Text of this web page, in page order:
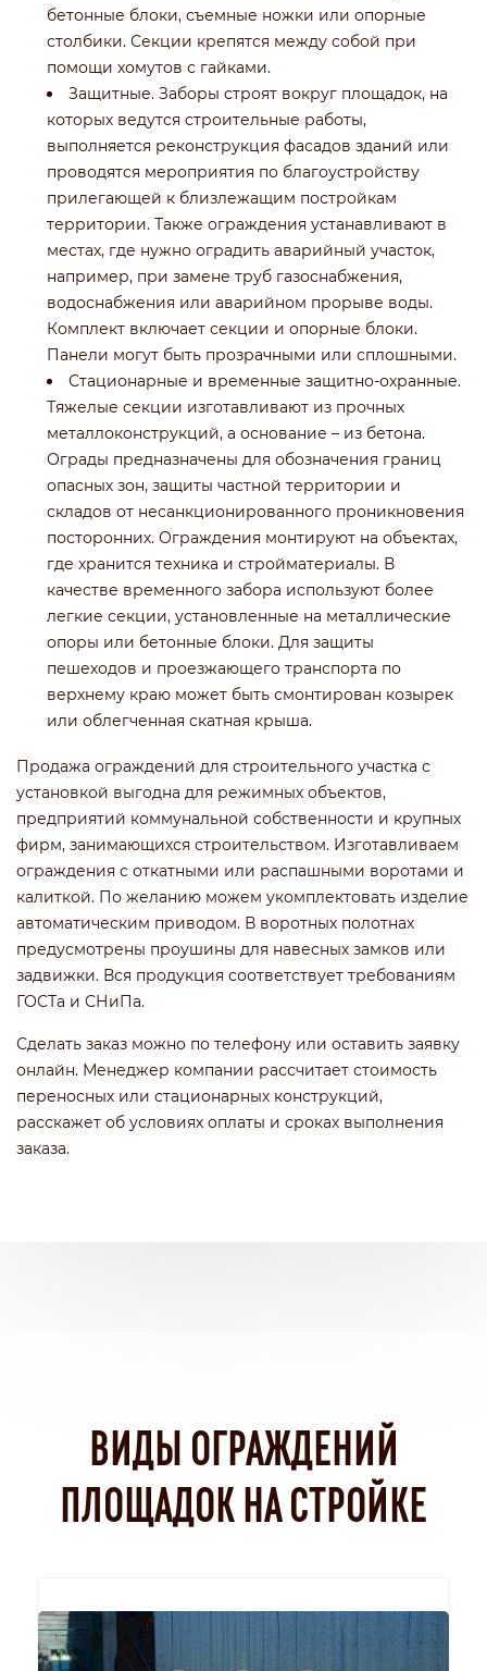
бетонные блоки, съемные ножки или опорные
столбики. Секции крепятся между собой при
помощи хомутов с гайками.
Защитные. Заборы строят вокруг площадок, на
которых ведутся строительные работы,
выполняется реконструкция фасадов зданий или
проводятся мероприятия по благоустройству
прилегающей к близлежащим постройкам
территории. Также ограждения устанавливают в
местах, где нужно оградить аварийный участок,
например, при замене труб газоснабжения,
водоснабжения или аварийном прорыве воды.
Комплект включает секции и опорные блоки.
Панели могут быть прозрачными или сплошными.
Стационарные и временные защитно-охранные.
Тяжелые секции изготавливают из прочных
металлоконструкций, а основание – из бетона.
Ограды предназначены для обозначения границ
опасных зон, защиты частной территории и
складов от несанкционированного проникновения
посторонних. Ограждения монтируют на объектах,
где хранится техника и стройматериалы. В
качестве временного забора используют более
легкие секции, установленные на металлические
опоры или бетонные блоки. Для защиты
пешеходов и проезжающего транспорта по
верхнему краю может быть смонтирован козырек
или облегченная скатная крыша.
Продажа ограждений для строительного участка с
установкой выгодна для режимных объектов,
предприятий коммунальной собственности и крупных
фирм, занимающихся строительством. Изготавливаем
ограждения с откатными или распашными воротами и
калиткой. По желанию можем укомплектовать изделие
автоматическим приводом. В воротных полотнах
предусмотрены проушины для навесных замков или
задвижки. Вся продукция соответствует требованиям
ГОСТа и СНиПа.
Сделать заказ можно по телефону или оставить заявку
онлайн. Менеджер компании рассчитает стоимость
переносных или стационарных конструкций,
расскажет об условиях оплаты и сроках выполнения
заказа.
ВИДЫ ОГРАЖДЕНИЙ
ПЛОЩАДОК НА СТРОЙКЕ